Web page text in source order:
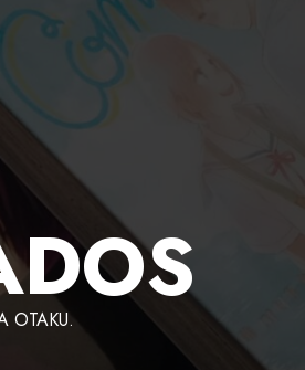
OTAKU.